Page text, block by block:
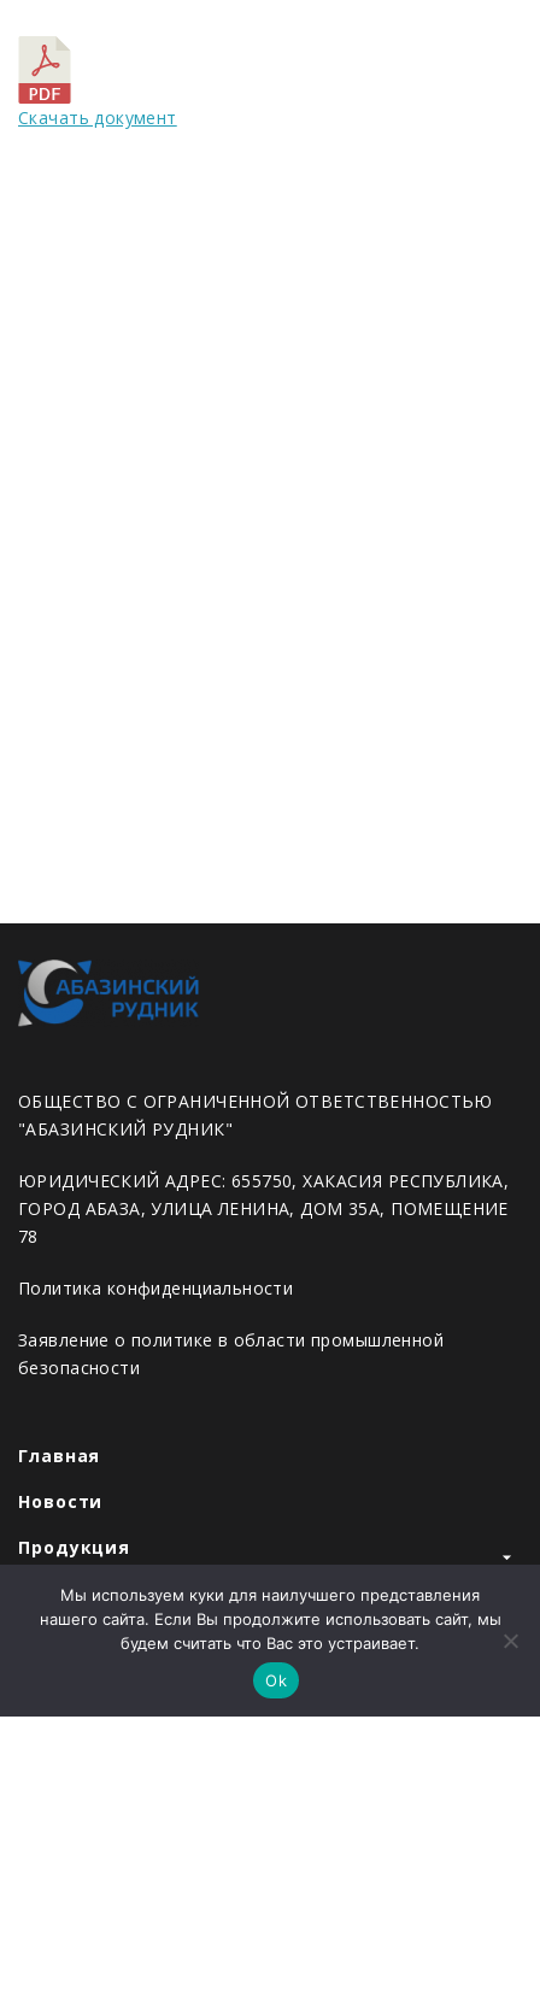
Скачать документ
ОБЩЕСТВО С ОГРАНИЧЕННОЙ ОТВЕТСТВЕННОСТЬЮ
"АБАЗИНСКИЙ РУДНИК"
ЮРИДИЧЕСКИЙ АДРЕС: 655750, ХАКАСИЯ РЕСПУБЛИКА,
ГОРОД АБАЗА, УЛИЦА ЛЕНИНА, ДОМ 35А, ПОМЕЩЕНИЕ
78
Политика конфиденциальности
Заявление о политике в области промышленной
безопасности
Главная
Новости
Продукция
Закупки
Мы используем куки для наилучшего представления
нашего сайта. Если Вы продолжите использовать сайт, мы
будем считать что Вас это устраивает.
Ok